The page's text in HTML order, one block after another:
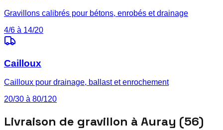
Gravillons calibrés pour bétons, enrobés et drainage
4/6 à 14/20
Cailloux
Cailloux pour drainage, ballast et enrochement
20/30 à 80/120
Livraison de gravillon à Auray (56)